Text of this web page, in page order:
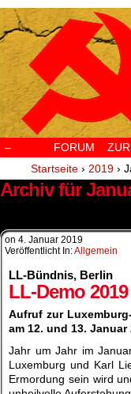
– FORUM ZUR
Startseite › 2019 ›
Archiv für
on 4. Januar 2019
Veröffentlicht In:Allgemein
LL-Bündnis, Berlin
LL-Demo
Aufruf zur
am 12. und 13. Januar
Jahr um Jahr im
Luxemburg und Karl
Ermordung sein wird